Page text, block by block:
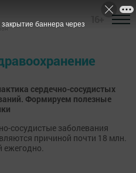
сердечно-сосудистых
Формируем полезные
сосудистые заболевания
причиной почти 18 млн.
ежегодно.
баннера через